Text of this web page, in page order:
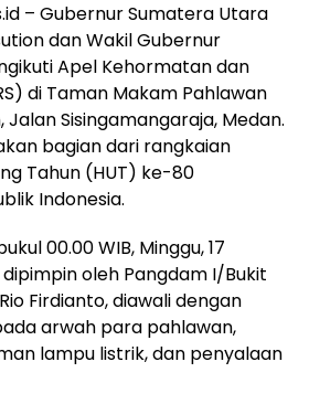
– Gubernur Sumatera Utara
dan Wakil Gubernur
Apel Kehormatan dan
di Taman Makam Pahlawan
Jalan Sisingamangaraja, Medan.
bagian dari rangkaian
Tahun (HUT) ke-80
Indonesia.
00.00 WIB, Minggu, 17
dipimpin oleh Pangdam I/Bukit
Firdianto, diawali dengan
arwah para pahlawan,
lampu listrik, dan penyalaan